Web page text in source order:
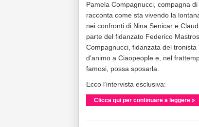
Pamela Compagnucci, compagna
racconta come sta vivendo la
nei confronti di Nina Senicar e
parte del fidanzato Federico
Compagnucci, fidanzata del
d’animo a Ciaopeople e, nel
famosi, possa sposarla.
Ecco l’intervista esclusiva:
Clicca qui per continuare a leggere »